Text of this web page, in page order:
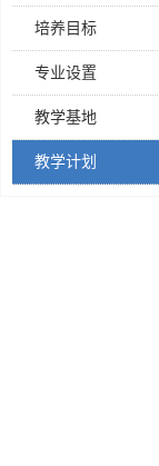
培养目标
专业设置
教学基地
教学计划